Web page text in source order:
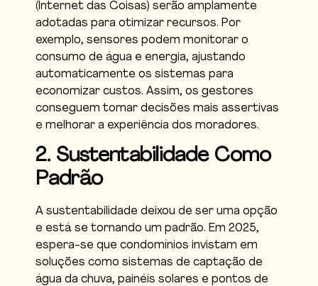
(Internet das Coisas) serão amplamente
adotadas para otimizar recursos. Por
exemplo, sensores podem monitorar o
consumo de água e energia, ajustando
automaticamente os sistemas para
economizar custos. Assim, os gestores
conseguem tomar decisões mais assertivas
e melhorar a experiência dos moradores.
2. Sustentabilidade Como
Padrão
A sustentabilidade deixou de ser uma opção
e está se tornando um padrão. Em 2025,
espera-se que condomínios invistam em
soluções como sistemas de captação de
água da chuva, painéis solares e pontos de